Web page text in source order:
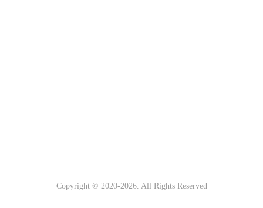
Copyright © 2020-2026. All Rights Reserved